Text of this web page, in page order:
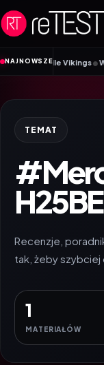
Przejdź do treści
NAJNOWSZE
Vikings•
TEMAT
Recenzje,
tak, żeby
1
MATERIAŁÓW